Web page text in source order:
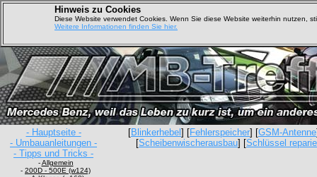
Hinweis zu Cookies
Diese Website verwendet Cookies. Wenn Sie diese Website weiterhin nutzen,
Weitere Informationen finden Sie hier.
- Hauptseite -
- Umbauanleitungen -
- Tipps und Tricks -
-Allgemein
- 200D - 500E (w124)
[Blinkerhebel ] [Fehlerspeicher] [GSM-Antenne
[Scheibenwischerausbau] [Schlüssel